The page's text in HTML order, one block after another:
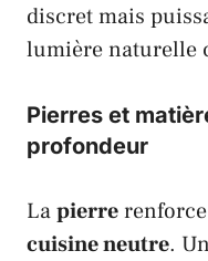
discret mais
lumière naturelle
Pierres et
profondeur
Lapierre
cuisine neutre. Un